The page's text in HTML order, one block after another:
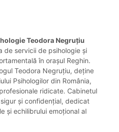
Teodora Negruțiu
de servicii de psihologie și
în orașul Reghin.
Teodora Negruțiu, deține
Psihologilor din România,
ridicate. Cabinetul
și confidențial, dedicat
și echilibrului emoțional al